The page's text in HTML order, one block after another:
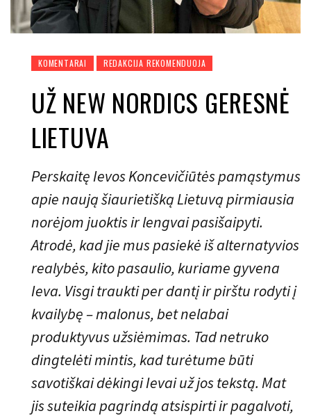
KOMENTARAI REDAKCIJA REKOMENDUOJA
UŽ NEW NORDICS GERESNĖ
LIETUVA
Perskaitę Ievos Koncevičiūtės pamąstymus
apie naują šiaurietišką Lietuvą pirmiausia
norėjom juoktis ir lengvai pasišaipyti.
Atrodė, kad jie mus pasiekė iš alternatyvios
realybės, kito pasaulio, kuriame gyvena
Ieva. Visgi traukti per dantį ir pirštu rodyti į
kvailybę – malonus, bet nelabai
produktyvus užsiėmimas. Tad netruko
dingtelėti mintis, kad turėtume būti
savotiškai dėkingi Ievai už jos tekstą. Mat
jis suteikia pagrindą atsispirti ir pagalvoti,